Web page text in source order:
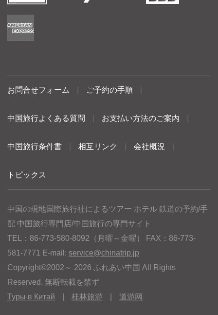
お問合せフォーム ご予約の手順
中国旅行よくある質問 お支払い方法のご案内
中国旅行条件書 相互リンク 会社概況
トピックス
中国の現地国際旅行社によるツアー ホテル 鉄道の予約/手
配 中国旅行専門店/中国旅行の専門サイト
TEL：86-773-580-8092（月曜～金曜） FAX：86-773-
581-7771 E-mail: service@chinatrip.jp
Copyright©2002～ 2026 ふれあい中国 All Rights
Reserved. 無断転載を禁ず
Туры в Китай
桂林旅游 道游网